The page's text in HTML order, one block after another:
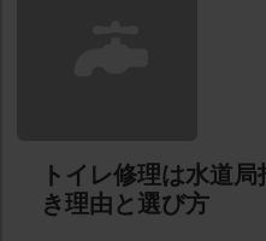
トイレ修理は水道
き理由と選び方